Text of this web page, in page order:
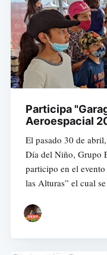
Participa
Aeroespacial
El pasado 30 de
Día del Niño, Grupo
participo en el
las Alturas” el cual se